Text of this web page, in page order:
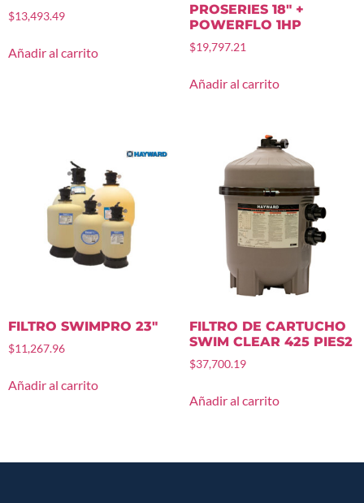
$13,493.49
Añadir al carrito
PROSERIES 18″ +
POWERFLO 1HP
$19,797.21
Añadir al carrito
FILTRO SWIMPRO 23″
$11,267.96
Añadir al carrito
FILTRO DE CARTUCHO
SWIM CLEAR 425 PIES2
$37,700.19
Añadir al carrito